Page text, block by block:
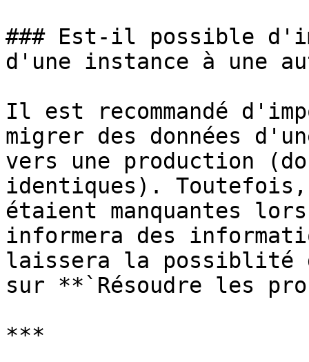
### Est-il possible
d'une instance à une
Il est recommandé
migrer des données
vers une production
identiques).
étaient manquantes
informera des
laissera la possiblité
sur **`Résoudre les
***